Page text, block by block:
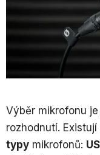
Výběr mikrofonu
rozhodnutí. Existují
typy mikrofonů: